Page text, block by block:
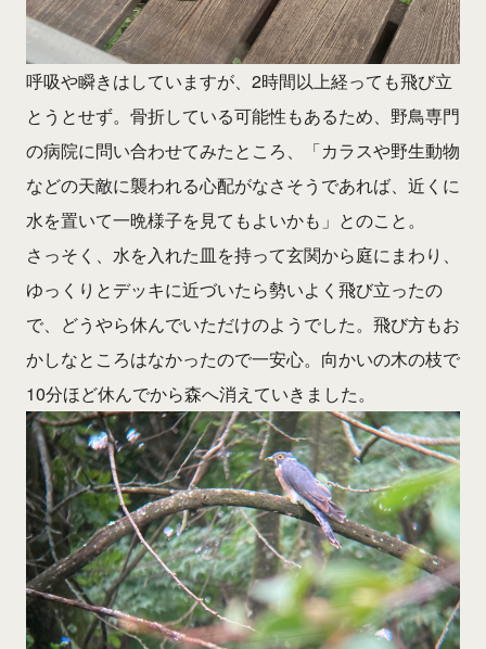
呼吸や瞬きはしていますが、2時間以上経っても飛び立
とうとせず。骨折している可能性もあるため、野鳥専門
の病院に問い合わせてみたところ、「カラスや野生動物
などの天敵に襲われる心配がなさそうであれば、近くに
水を置いて一晩様子を見てもよいかも」とのこと。
さっそく、水を入れた皿を持って玄関から庭にまわり、
ゆっくりとデッキに近づいたら勢いよく飛び立ったの
で、どうやら休んでいただけのようでした。飛び方もお
かしなところはなかったので一安心。向かいの木の枝で
10分ほど休んでから森へ消えていきました。